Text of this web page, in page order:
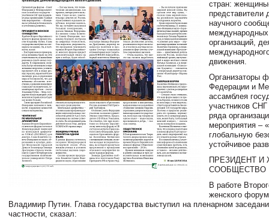
стран:
представители
научного
организаций,
движения.
Организаторы
Федерации и
ассамблея
участников
ряда
мероприятия –
глобальную
устойчивое
ПРЕЗИДЕНТ И
СООБЩЕСТВО
В работе
женского
Владимир Путин. Глава государства выступил на пленарном
частности, сказал: